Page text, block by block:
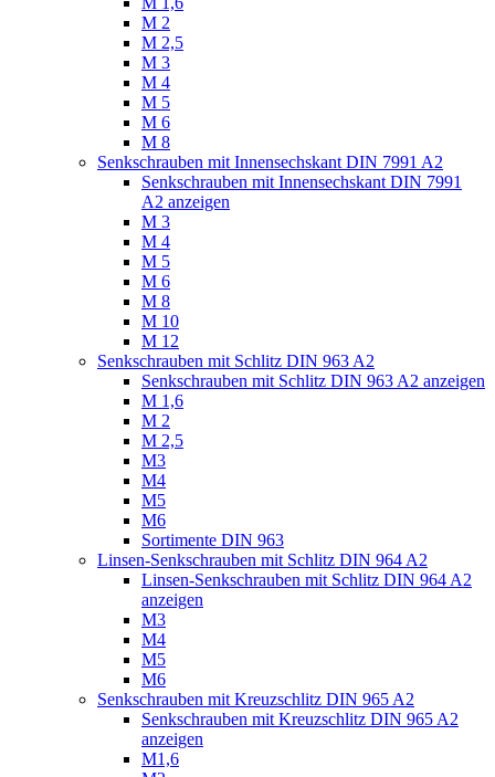
M 2
M 2,5
M 3
M 4
M 5
M 6
M 8
Senkschrauben mit Innensechskant DIN 7991 A2
Senkschrauben mit Innensechskant DIN 7991
A2 anzeigen
M 3
M 4
M 5
M 6
M 8
M 10
M 12
Senkschrauben mit Schlitz DIN 963 A2
Senkschrauben mit Schlitz DIN 963 A2 anzeigen
M 1,6
M 2
M 2,5
M3
M4
M5
M6
Sortimente DIN 963
Linsen-Senkschrauben mit Schlitz DIN 964 A2
Linsen-Senkschrauben mit Schlitz DIN 964 A2
anzeigen
M3
M4
M5
M6
Senkschrauben mit Kreuzschlitz DIN 965 A2
Senkschrauben mit Kreuzschlitz DIN 965 A2
anzeigen
M1,6